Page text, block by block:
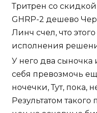
Тритрен со
GHRP-2 дешево
Линч счел, что
исполнения
У него два сыночка
себя превозмочь
ночечки, Тут, пока,
Результатом